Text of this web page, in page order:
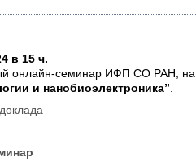
в 15 ч.
онлайн-семинар ИФП СО РАН,
и нанобиоэлектроника”